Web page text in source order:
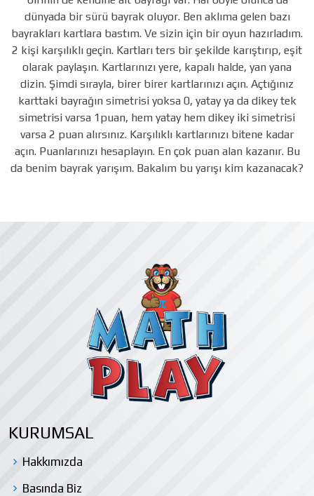
dünyada bir sürü bayrak oluyor. Ben aklıma gelen bazı
bayrakları kartlara bastım. Ve sizin için bir oyun hazırladım.
2 kişi karşılıklı geçin. Kartları ters bir şekilde karıştırıp, eşit
olarak paylaşın. Kartlarınızı yere, kapalı halde, yan yana
dizin. Şimdi sırayla, birer birer kartlarınızı açın. Açtığınız
karttaki bayrağın simetrisi yoksa 0, yatay ya da dikey tek
simetrisi varsa 1puan, hem yatay hem dikey iki simetrisi
varsa 2 puan alırsınız. Karşılıklı kartlarınızı bitene kadar
açın. Puanlarınızı hesaplayın. En çok puan alan kazanır. Bu
da benim bayrak yarışım. Bakalım bu yarışı kim kazanacak?
KURUMSAL
Hakkımızda
Basında Biz